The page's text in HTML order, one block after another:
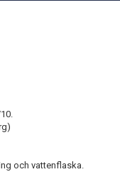
och vattenflaska.